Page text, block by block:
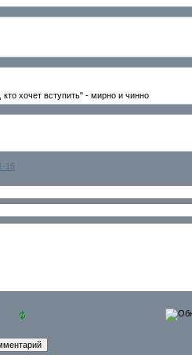
кто хочет вступить" - мирно и чинно
15